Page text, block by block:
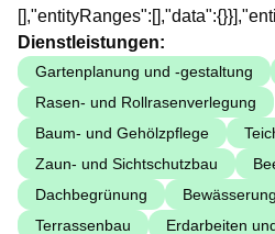
Dienstleistungen:
Gartenplanung und -gestaltung
Rasen- und Rollrasenverlegung
Baum- und Gehölzpflege
Zaun- und Sichtschutzbau
Dachbegrünung
Terrassenbau
Erdarbeiten